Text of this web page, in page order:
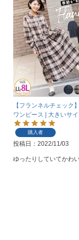
【フランネルチェック
ワンピース | 大きいサ
購入者
投稿日 2022/11/03
ゆったりしていてかわ